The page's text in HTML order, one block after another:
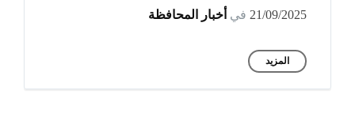
21/09/2025 في أخبار المحافظة
المزيد